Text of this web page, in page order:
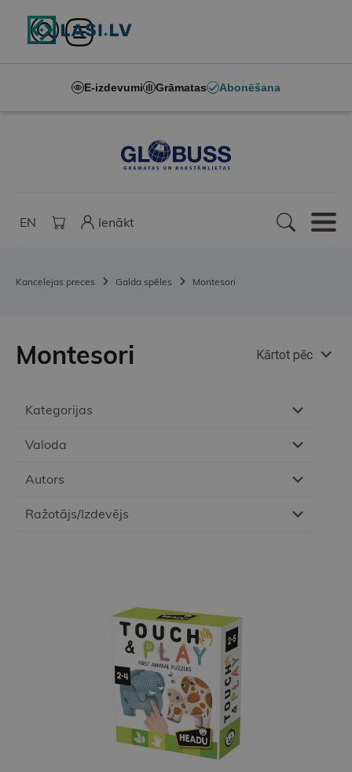
E-izdevumi Grāmatas Abonēšana
EN Ienākt
Kancelejas preces Galda spēles Montesori
Kategorijas
Valoda
Autors
Ražotājs/Izdevējs
Montesori Kārtot pēc